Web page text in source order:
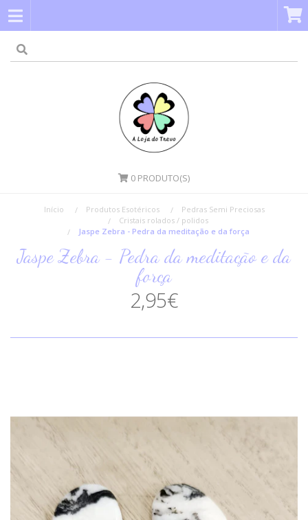
0 PRODUTO(S)
Início Produtos Esotéricos
Pedras Semi Preciosas
Cristais rolados / polidos
Jaspe Zebra - Pedra da meditação e da força
Jaspe Zebra - Pedra da meditação e da
força
2,95€